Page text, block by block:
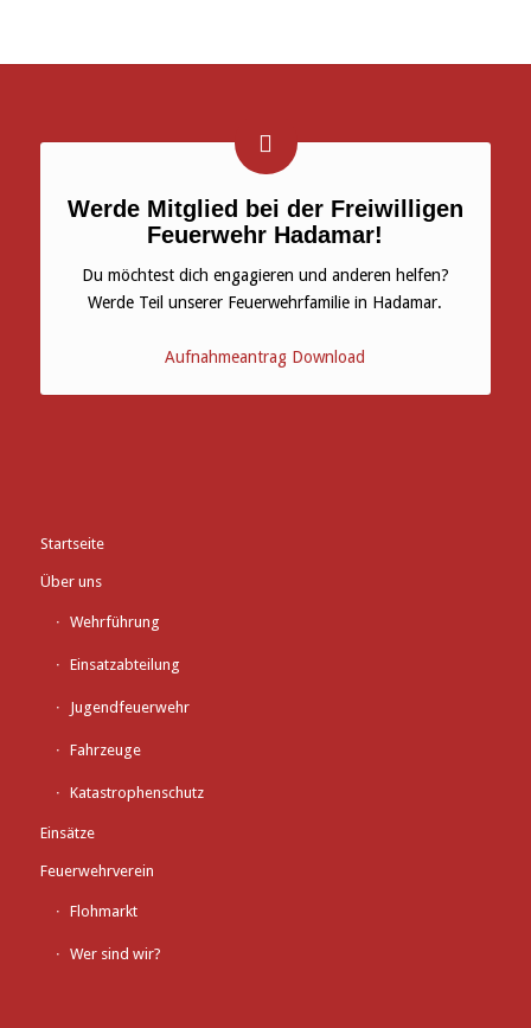
Werde Mitglied bei der Freiwilligen
Feuerwehr Hadamar!
Du möchtest dich engagieren und anderen helfen?
Werde Teil unserer Feuerwehrfamilie in Hadamar.
Aufnahmeantrag Download
Startseite
Über uns
Wehrführung
Einsatzabteilung
Jugendfeuerwehr
Fahrzeuge
Katastrophenschutz
Einsätze
Feuerwehrverein
Flohmarkt
Wer sind wir?